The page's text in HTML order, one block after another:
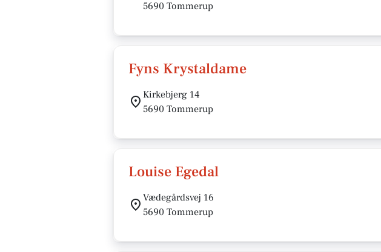
5690 Tommerup
Fyns Krystaldame
Kirkebjerg 14
5690 Tommerup
Louise Egedal
Vædegårdsvej 16
5690 Tommerup